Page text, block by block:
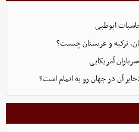
ابوظبی
ترکیه و عربستان چیست؟
آمریکایی
آن در جهان رو به اتمام است؟